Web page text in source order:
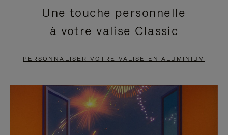
EN
PAUSE,
APPUYEZ
POUR
METTRE
VIDÉO
EST
DÉSACTIVÉ.
CLIQUER
POUR
RÉACTIVER
Une touche personnelle
à votre valise Classic
PERSONNALISER VOTRE VALISE EN ALUMINIUM